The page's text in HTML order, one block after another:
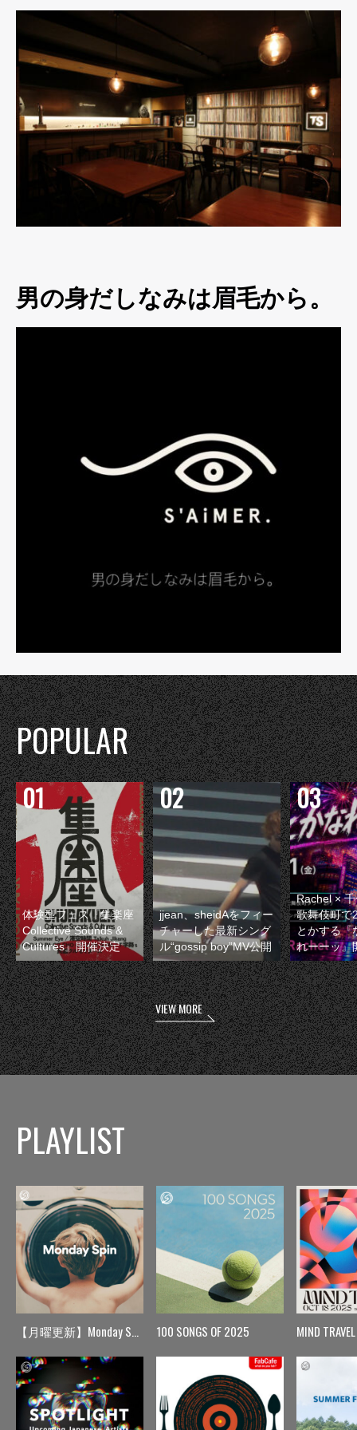
男の身だしなみは眉毛から。
POPULAR
体験型フェス『集楽座
Collective Sounds &
Cultures』開催決定
jjean、sheidAをフィー
チャーした最新シング
ル“gossip boy”MV公開
Rachel ×
歌舞伎町で
とかする『
れーーッ』
VIEW MORE
PLAYLIST
【月曜更新】Monday Spin 100 SONGS OF 2025 MIND TRAVEL